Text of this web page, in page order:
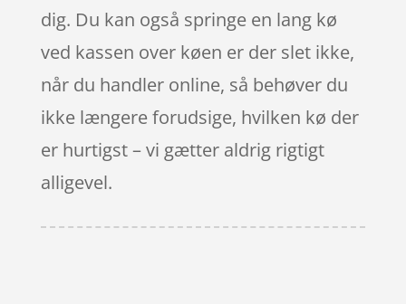
dig. Du kan også springe en lang kø
ved kassen over køen er der slet ikke,
når du handler online, så behøver du
ikke længere forudsige, hvilken kø der
er hurtigst – vi gætter aldrig rigtigt
alligevel.